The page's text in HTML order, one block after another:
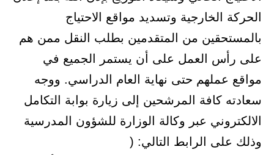
الحركة الخارجية وتسديد مواقع الاحتياج
بالمستحقين من المتقدمين بطلب النقل ممن هم
على رأس العمل على أن يستمر الجميع في
مواقع عملهم حتى نهاية العام الدراسي. ووجه
سعادته كافة المرشحين إلى زيارة بوابة التكامل
الالكتروني عبر وكالة الوزارة للشؤون المدرسية
وذلك على الرابط التالي: (